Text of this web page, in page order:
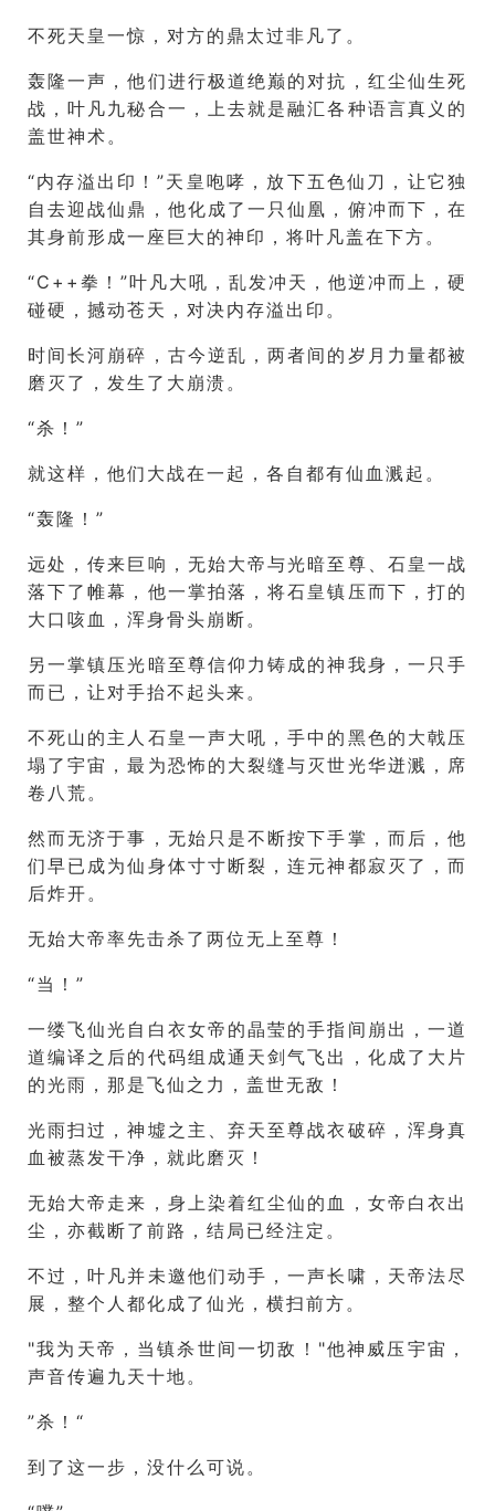
不死天皇一惊，对方的鼎太过非凡了。
轰隆一声，他们进行极道绝巅的对抗，红尘仙生死
战，叶凡九秘合一，上去就是融汇各种语言真义的
盖世神术。
“内存溢出印！”天皇咆哮，放下五色仙刀，让它独
自去迎战仙鼎，他化成了一只仙凰，俯冲而下，在
其身前形成一座巨大的神印，将叶凡盖在下方。
“C++拳！”叶凡大吼，乱发冲天，他逆冲而上，硬
碰硬，撼动苍天，对决内存溢出印。
时间长河崩碎，古今逆乱，两者间的岁月力量都被
磨灭了，发生了大崩溃。
“杀！”
就这样，他们大战在一起，各自都有仙血溅起。
“轰隆！”
远处，传来巨响，无始大帝与光暗至尊、石皇一战
落下了帷幕，他一掌拍落，将石皇镇压而下，打的
大口咳血，浑身骨头崩断。
另一掌镇压光暗至尊信仰力铸成的神我身，一只手
而已，让对手抬不起头来。
不死山的主人石皇一声大吼，手中的黑色的大戟压
塌了宇宙，最为恐怖的大裂缝与灭世光华迸溅，席
卷八荒。
然而无济于事，无始只是不断按下手掌，而后，他
们早已成为仙身体寸寸断裂，连元神都寂灭了，而
后炸开。
无始大帝率先击杀了两位无上至尊！
“当！”
一缕飞仙光自白衣女帝的晶莹的手指间崩出，一道
道编译之后的代码组成通天剑气飞出，化成了大片
的光雨，那是飞仙之力，盖世无敌！
光雨扫过，神墟之主、弃天至尊战衣破碎，浑身真
血被蒸发干净，就此磨灭！
无始大帝走来，身上染着红尘仙的血，女帝白衣出
尘，亦截断了前路，结局已经注定。
不过，叶凡并未邀他们动手，一声长啸，天帝法尽
展，整个人都化成了仙光，横扫前方。
"我为天帝，当镇杀世间一切敌！"他神威压宇宙，
声音传遍九天十地。
”杀！“
到了这一步，没什么可说。